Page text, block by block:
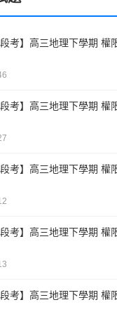
考】高三地理下學期 權
考】高三地理下學期 權
考】高三地理下學期 權
考】高三地理下學期 權
考】高三地理下學期 權